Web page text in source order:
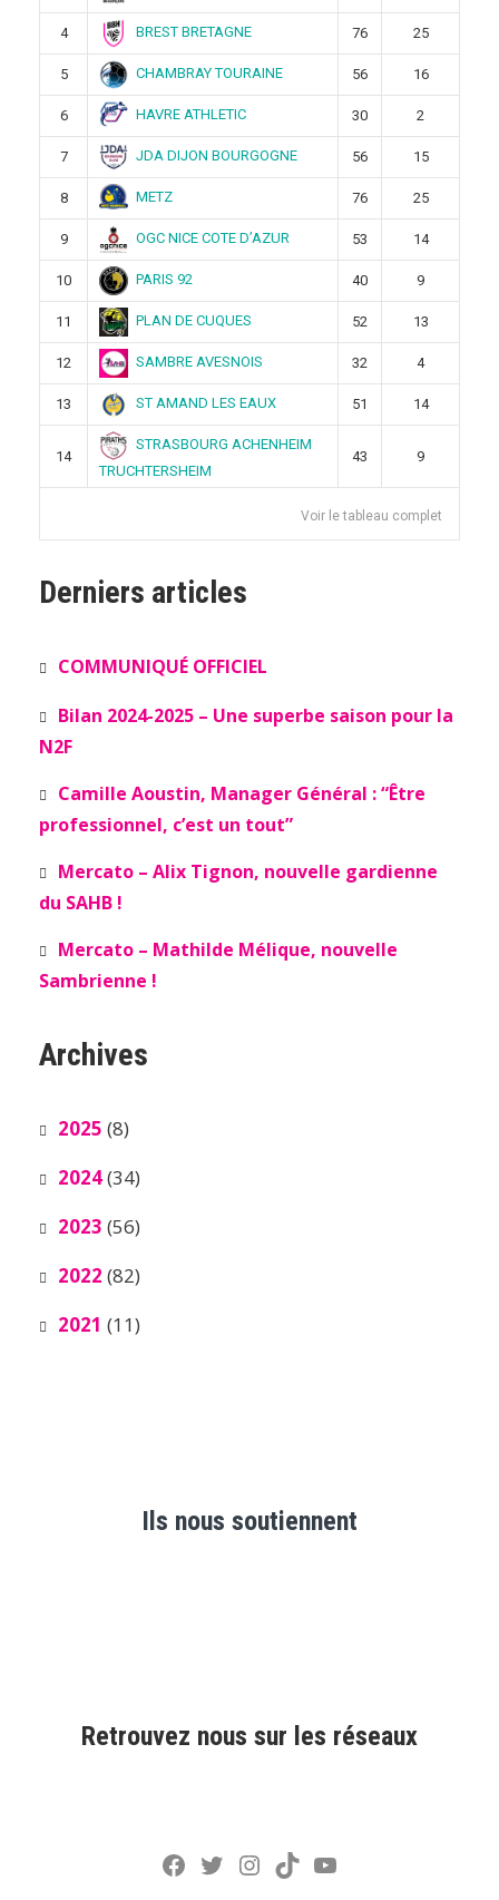
4 BREST BRETAGNE 76 25
5 CHAMBRAY TOURAINE 56 16
6 HAVRE ATHLETIC 30 2
7 JDA DIJON BOURGOGNE 56 15
8 METZ 76 25
9 OGC NICE COTE D’AZUR 53 14
10 PARIS 92 40 9
11 PLAN DE CUQUES 52 13
12 SAMBRE AVESNOIS 32 4
13 ST AMAND LES EAUX 51 14
14
STRASBOURG ACHENHEIM
TRUCHTERSHEIM
43 9
Voir le tableau complet
Derniers articles
COMMUNIQUÉ OFFICIEL
Bilan 2024-2025 – Une superbe saison pour la
N2F
Camille Aoustin, Manager Général : “Être
professionnel, c’est un tout”
Mercato – Alix Tignon, nouvelle gardienne
du SAHB !
Mercato – Mathilde Mélique, nouvelle
Sambrienne !
Archives
2025 (8)
2024(34)
2023 (56)
2022 (82)
2021 (11)
Ils nous soutiennent
Retrouvez nous sur les réseaux
Facebook
Twitter
Instagram
TikTokYouTube